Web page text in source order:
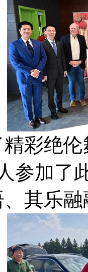
彩绝
参加了
其乐